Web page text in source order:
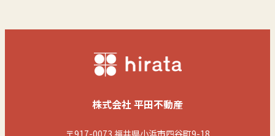
株式会社 平田不動産
〒917-0073 福井県小浜市四谷町9-18